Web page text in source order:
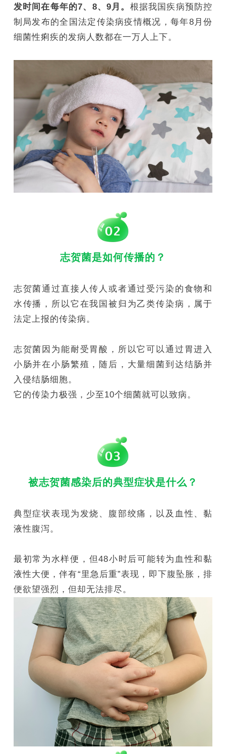
发时间在每年的7、8、9月。 根据我国疾病预防控
制局发布的全国法定传染病疫情概况，每年8月份
细菌性痢疾的发病人数都在一万人上下。
志贺菌是如何传播的？
志贺菌通过直接人传人或者通过受污染的食物和
水传播，所以它在我国被归为乙类传染病，属于
法定上报的传染病。
志贺菌因为能耐受胃酸，所以它可以通过胃进入
小肠并在小肠繁殖，随后，大量细菌到达结肠并
入侵结肠细胞。
它的传染力极强，少至10个细菌就可以致病。
被志贺菌感染后的典型症状是什么？
典型症状表现为发烧、腹部绞痛，以及血性、黏
液性腹泻。
最初常为水样便，但48小时后可能转为血性和黏
液性大便，伴有“里急后重”表现，即下腹坠胀，排
便欲望强烈，但却无法排尽。